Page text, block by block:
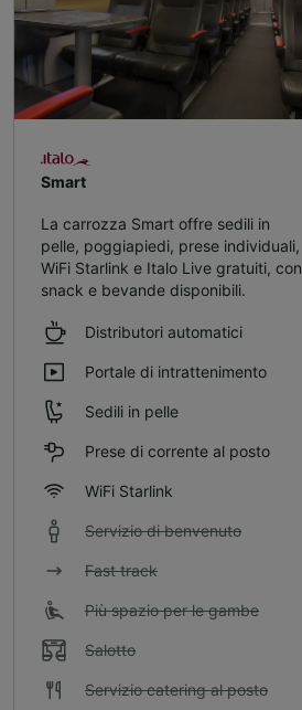
Smart
La carrozza Smart offre sedili in
pelle, poggiapiedi, prese individuali,
WiFi Starlink e Italo Live gratuiti, con
snack e bevande disponibili.
Distributori automatici
Portale di intrattenimento
Sedili in pelle
Prese di corrente al posto
WiFi Starlink
Servizio di benvenuto
Fast track
Più spazio per le gambe
Salotto
Servizio catering al posto